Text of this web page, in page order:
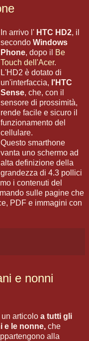
In arrivo l' HTC HD2, il
secondo Windows
Phone, dopo il
Be
Touch dell'Acer.
L'HD2 è dotato di
un'interfaccia, l'HTC
Sense, che, con il
sensore di prossimità,
rende facile e sicuro il
funzionamento del
cellulare.
Questo smarthone
vanta uno schermo ad
alta definizione della
grandezza di 4.3 pollici
i contenuti del
sulle pagine che
PDF e immagini con
e nonni
articolo a tutti gli
e le nonne, che
alla